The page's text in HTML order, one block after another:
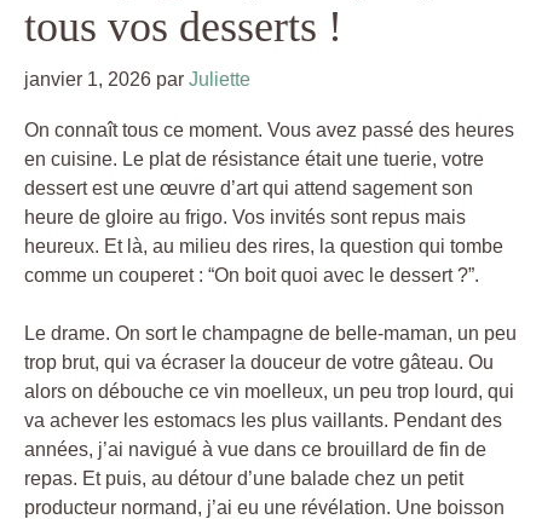
tous vos desserts !
janvier 1, 2026 par Juliette
On connaît tous ce moment. Vous avez passé des heures
en cuisine. Le plat de résistance était une tuerie, votre
dessert est une œuvre d’art qui attend sagement son
heure de gloire au frigo. Vos invités sont repus mais
heureux. Et là, au milieu des rires, la question qui tombe
comme un couperet : “On boit quoi avec le dessert ?”.
Le drame. On sort le champagne de belle-maman, un peu
trop brut, qui va écraser la douceur de votre gâteau. Ou
alors on débouche ce vin moelleux, un peu trop lourd, qui
va achever les estomacs les plus vaillants. Pendant des
années, j’ai navigué à vue dans ce brouillard de fin de
repas. Et puis, au détour d’une balade chez un petit
producteur normand, j’ai eu une révélation. Une boisson